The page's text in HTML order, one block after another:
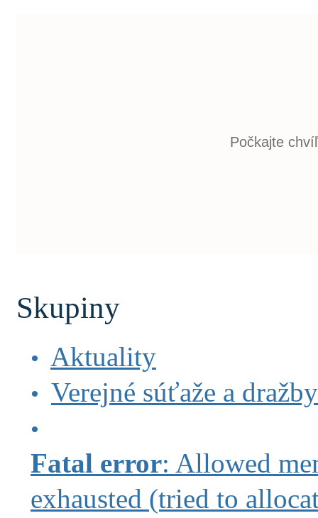
Skupiny
Aktuality
Verejné súťaže a dražby
Fatal error: Allowed
exhausted (tried to